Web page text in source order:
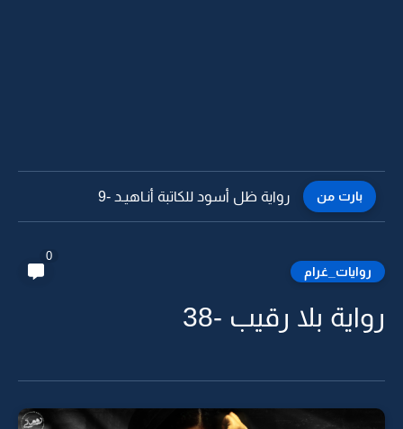
بارت من رواية ظل أسود للكاتبة أنـاهيـد -8
روايات_غرام
0
رواية بلا رقيب -38